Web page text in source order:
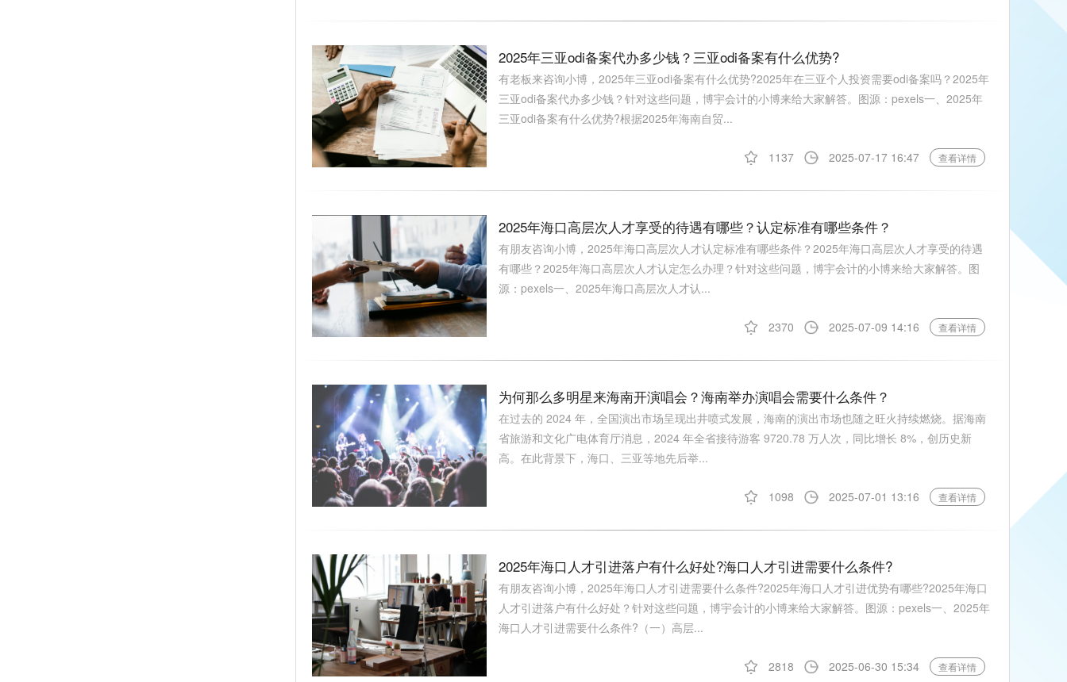
2025年三亚odi备案代办多少钱？三亚odi备案有什么优势?
有老板来咨询小博，2025年三亚odi备案有什么优势?2025年在三亚个人投资需要odi备案吗？2025年
三亚odi备案代办多少钱？针对这些问题，博宇会计的小博来给大家解答。图源：pexels一、2025年
三亚odi备案有什么优势?根据2025年海南自贸...
1137 2025-07-17 16:47 查看详情
2025年海口高层次人才享受的待遇有哪些？认定标准有哪些条件？
有朋友咨询小博，2025年海口高层次人才认定标准有哪些条件？2025年海口高层次人才享受的待遇
有哪些？2025年海口高层次人才认定怎么办理？针对这些问题，博宇会计的小博来给大家解答。图
源：pexels一、2025年海口高层次人才认...
2370 2025-07-09 14:16 查看详情
为何那么多明星来海南开演唱会？海南举办演唱会需要什么条件？
在过去的 2024 年，全国演出市场呈现出井喷式发展，海南的演出市场也随之旺火持续燃烧。据海南
省旅游和文化广电体育厅消息，2024 年全省接待游客 9720.78 万人次，同比增长 8%，创历史新
高。在此背景下，海口、三亚等地先后举...
1098 2025-07-01 13:16 查看详情
2025年海口人才引进落户有什么好处?海口人才引进需要什么条件?
有朋友咨询小博，2025年海口人才引进需要什么条件?2025年海口人才引进优势有哪些?2025年海口
人才引进落户有什么好处？针对这些问题，博宇会计的小博来给大家解答。图源：pexels一、2025年
海口人才引进需要什么条件?（一）高层...
2818 2025-06-30 15:34 查看详情